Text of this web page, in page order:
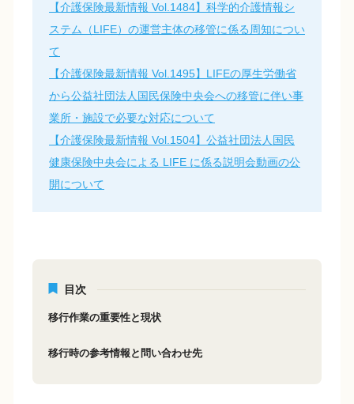
【介護保険最新情報 Vol.1484】科学的介護情報シ
ステム（LIFE）の運営主体の移管に係る周知につい
て
【介護保険最新情報 Vol.1495】LIFEの厚生労働省
から公益社団法人国民保険中央会への移管に伴い事
業所・施設で必要な対応について
【介護保険最新情報 Vol.1504】公益社団法人国民
健康保険中央会による LIFE に係る説明会動画の公
開について
目次
移行作業の重要性と現状
移行時の参考情報と問い合わせ先